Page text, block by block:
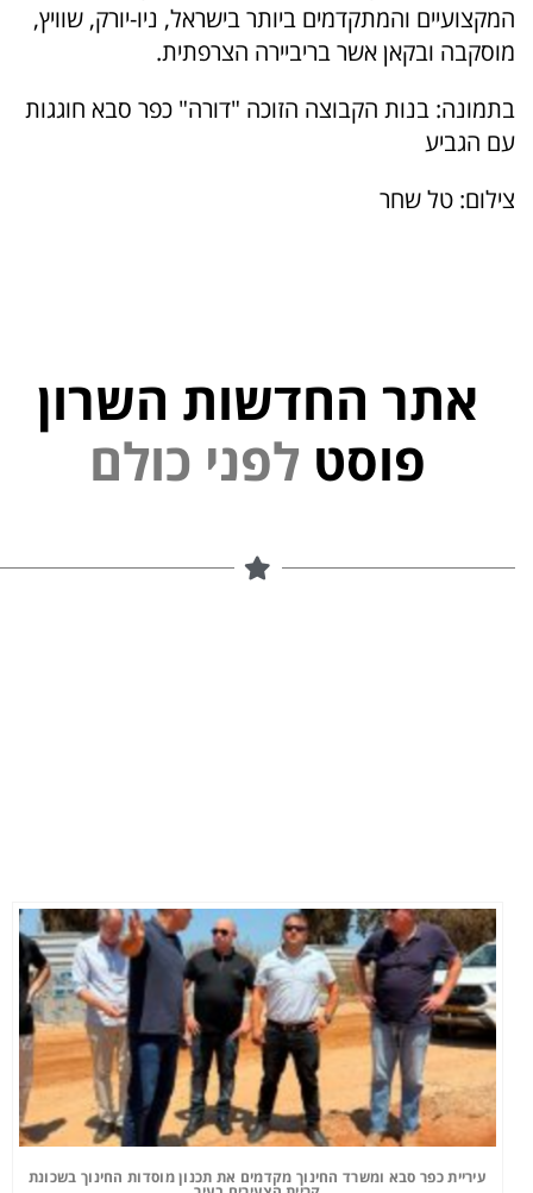
המקצועיים והמתקדמים ביותר בישראל, ניו-יורק, שוויץ,
מוסקבה ובקאן אשר בריביירה הצרפתית.
בתמונה: בנות הקבוצה הזוכה "דורה" כפר סבא חוגגות
עם הגביע
צילום: טל שחר
אתר החדשות השרון
פוסט
עיריית כפר סבא ומשרד החינוך מקדמים את תכנון מוסדות החינוך בשכונת